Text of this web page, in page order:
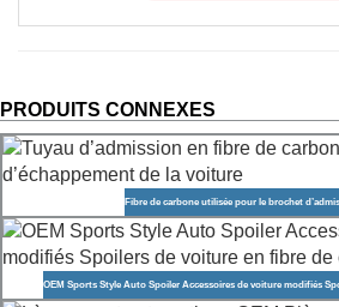
PRODUITS CONNEXES
Fibre de carbone utilisée pour le brochet
OEM Sports Style Auto Spoiler Accessoires de voiture modifiés